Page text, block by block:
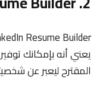
يعني أنه بإمكانك
المقترح ليعبر عن